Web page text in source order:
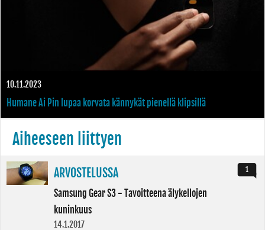
10.11.2023
Humane Ai Pin lupaa korvata kännykät pienellä klipsillä
Aiheeseen liittyen
1
ARVOSTELUSSA
Samsung Gear S3 - Tavoitteena älykellojen
kuninkuus
14.1.2017